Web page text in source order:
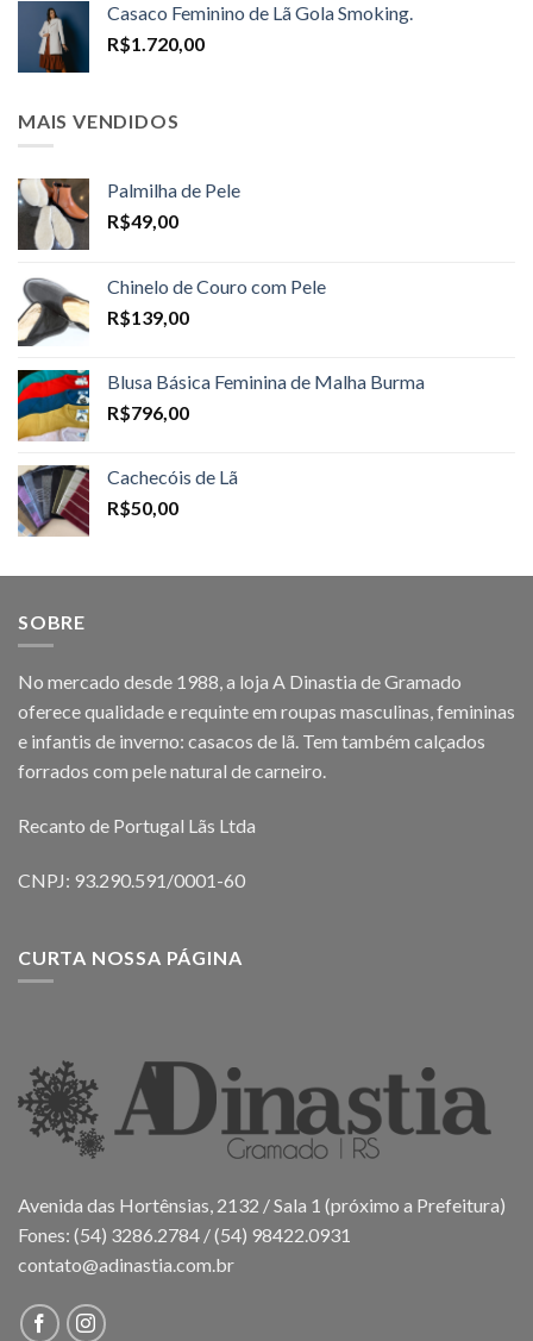
through
Casaco Feminino de Lã Gola Smoking.
R$1.720,00
MAIS VENDIDOS
Palmilha de Pele
R$49,00
Chinelo de Couro com Pele
R$139,00
Blusa Básica Feminina de Malha Burma
R$796,00
Cachecóis de Lã
R$50,00
SOBRE
No mercado desde 1988, a loja A Dinastia de Gramado
oferece qualidade e requinte em roupas masculinas, femininas
e infantis de inverno: casacos de lã. Tem também calçados
forrados com pele natural de carneiro.
Recanto de Portugal Lãs Ltda
CNPJ: 93.290.591/0001-60
CURTA NOSSA PÁGINA
Avenida das Hortênsias, 2132 / Sala 1 (próximo a Prefeitura)
Fones: (54) 3286.2784 / (54) 98422.0931
contato@adinastia.com.br